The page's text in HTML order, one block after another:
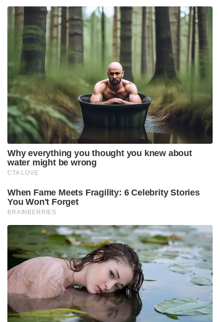
ആഗോളതലത്തിൽ ശൈലേഷ് ജേജൂരിക്കർ എന്ന
ഇന്ത്യൻ വംശജനായ സിഇഒ നയിക്കുന്ന P&G-യുടെ
ഏറ്റവും തന്ത്രപരമായ ഒരു ഉൽപ്പന്നമാണ് ഈ
സാനിറ്ററി പാഡുകൾ.
കൗതുകകരമായ മറ്റൊരു കാര്യം, അമേരിക്കയിലോ
യൂറോപ്പിലോ ചെന്ന് നിങ്ങൾ ‘വിസ്‌പർ’ എന്ന്
ചോദിച്ചാൽ ആരും അറിയണമെന്നില്ല. കാരണം,
അവിടെയെല്ലാം ഇതേ പ്രൊഡക്ട് റേഞ്ച് P&G
വിൽക്കുന്നത് ‘ഓൾവേസ്’ (Always) എന്ന
ലേബലിലാണ്. എന്നാൽ 1980-കളുടെ ഒടുവിൽ ഇന്ത്യ
പോലെയുള്ള ഏഷ്യൻ വിപണികളിലേക്ക്
എത്തിയപ്പോൾ, ഇവിടുത്തെ സാമൂഹിക
പശ്ചാത്തലവും സ്ത്രീകളുടെ സങ്കോചങ്ങളും
‘പതിഞ്ഞ ശബ്ദത്തിലുള്ള സംസാരം’ എന്ന പേര്
നൽകുകയായിരുന്നു. യഥാർത്ഥത്തിൽ വിസ്‌പർ അല്ല
‘കോട്ടെക്സ്’ (Kotex) പോലെയുള്ള ബ്രാൻഡുകൾ
ലോകത്ത് ഡിസ്പോസിബിൾ പാഡുകൾ
വിജയകരമായി വിറ്റിരുന്നു. എന്നാൽ P&G ഈ
രംഗത്തേക്ക് വരുന്നത് 1983-ൽ ‘ഓൾവേസ്’
അവതരിപ്പിച്ചുകൊണ്ടാണ്. തൊട്ടുപിന്നാലെ 1989-ൽ
അവർ വിസ്‌പറുമായി ഇന്ത്യയിലുമെത്തി.
ഇന്ത്യൻ വിപണിയിൽ തങ്ങളുടെ സാമ്രാജ്യം